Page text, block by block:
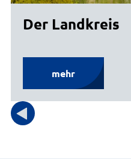
Der Landkreis
mehr